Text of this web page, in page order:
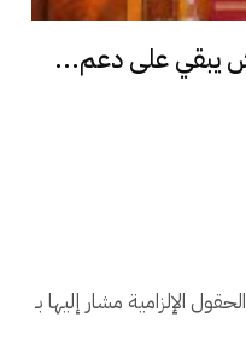
الحقول الإلزامية مشار إليها بـ